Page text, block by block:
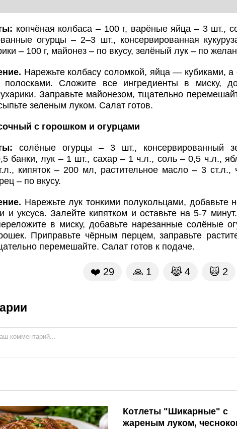
копчёная колбаса – 100 г, варёные яйца – 3 шт.,
огурцы – 2–3 шт., консервированная
– 100 г, майонез – по вкусу, зелёный лук – по
Нарежьте колбасу соломкой, яйца — кубиками, а
Сложите все ингредиенты в миску,
Заправьте майонезом, тщательно
зеленым луком. Салат готов.
с горошком и огурцами
солёные огурцы – 3 шт., консервированный
банки, лук – 1 шт., сахар – 1 ч.л., соль – 0,5 ч.л.,
кипяток – 200 мл, растительное масло – 3 ст.л.,
– по вкусу.
Нарежьте лук тонкими полукольцами, добавьте
и уксуса. Залейте кипятком и оставьте на 5-7
в миску, добавьте нарезанные солёные
Приправьте чёрным перцем, заправьте
перемешайте. Салат готов к подаче.
❤️ 29 🙏 1 😹 4 🙀 2
Котлеты "Шикарные" с
жареным луком,